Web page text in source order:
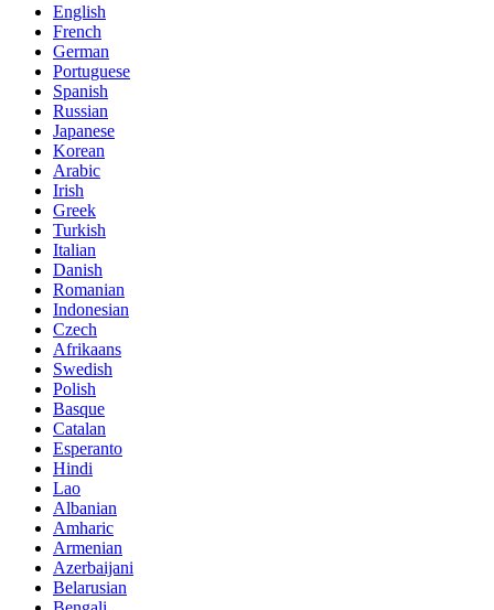
English
French
German
Portuguese
Spanish
Russian
Japanese
Korean
Arabic
Irish
Greek
Turkish
Italian
Danish
Romanian
Indonesian
Czech
Afrikaans
Swedish
Polish
Basque
Catalan
Esperanto
Hindi
Lao
Albanian
Amharic
Armenian
Azerbaijani
Belarusian